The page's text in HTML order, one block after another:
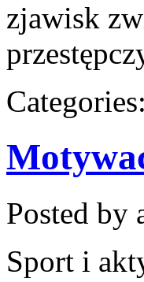
zjawisk
Categories:
Posted by
Sport i